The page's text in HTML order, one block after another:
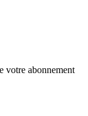
votre abonnement